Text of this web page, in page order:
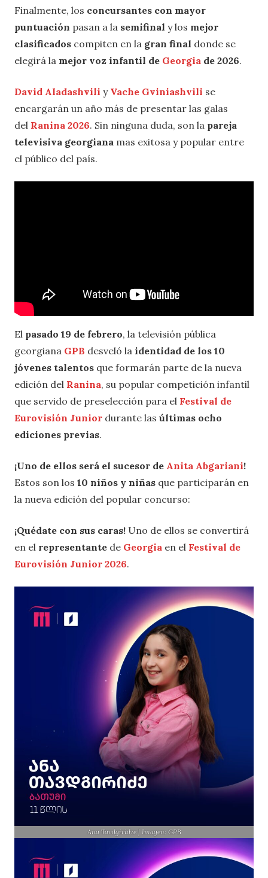
Finalmente, los concursantes con mayor
puntuación pasan a la semifinal y los mejor
clasificados compiten en la gran final donde se
elegirá la mejor voz infantil de Georgia de 2026.
David Aladashvili y Vache Gviniashvili se
encargarán un año más de presentar las galas
del Ranina 2026. Sin ninguna duda, son la pareja
televisiva georgiana mas exitosa y popular entre
el público del país.
El pasado 19 de febrero, la televisión pública
georgiana GPB desveló la identidad de los 10
jóvenes talentos que formarán parte de la nueva
edición del Ranina, su popular competición infantil
que servido de preselección para el Festival de
Eurovisión Junior durante las últimas ocho
ediciones previas.
¡Uno de ellos será el sucesor de Anita Abgariani!
Estos son los 10 niños y niñas que participarán en
la nueva edición del popular concurso:
¡Quédate con sus caras! Uno de ellos se convertirá
en el representante de Georgia en el Festival de
Eurovisión Junior 2026.
Ana Tavdgiridze | Imagen: GPB